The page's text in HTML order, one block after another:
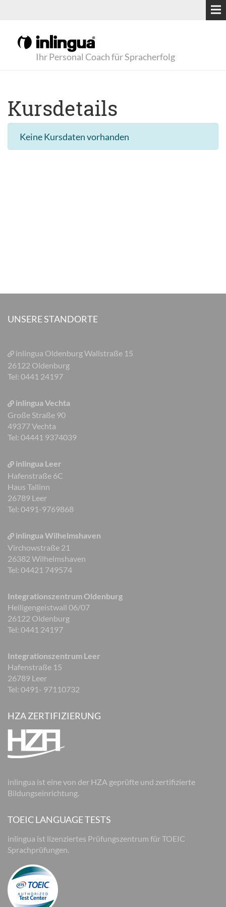
Ihr Personal Coach für Spracherfolg
Kursdetails
Keine Kursdaten vorhanden
UNSERE STANDORTE
inlingua OldenburgWallstraße 15
26122 Oldenburg
Tel: 0441 24197
inlingua Vechta
Große Straße 90
49377 Vechta
Tel: 04441 9374039
inlingua Leer
Hafenstraße 6C
Haus Tallinn
26789 Leer
Tel: 0491-9769868
inlingua Wilhelmshaven
Virchowstraße 21
26382 Wilhelmshaven
Tel: 04421 749574
Integrationszentrum Oldenburg
Heiligengeistwall 06/07
26122 Oldenburg
Tel: 0441 24197
Integrationszentrum Leer
Hafenstraße 15
26789 Leer
Tel: 0491- 97110732
HZA ZERTIFIZIERUNG
inlingua ist eine von der HZA geprüfte und zertifizierte
Bildungseinrichtung.
TOEIC LANGUAGE TESTS
inlingua ist lizenziertes Prüfungszentrum für TOEIC
Sprachprüfungen.